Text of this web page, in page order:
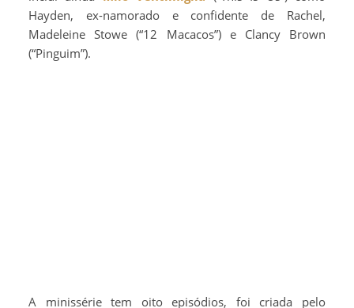
Hayden, ex-namorado e confidente de Rachel,
Madeleine Stowe (“12 Macacos”) e Clancy Brown
(“Pinguim”).
A minissérie tem oito episódios, foi criada pelo